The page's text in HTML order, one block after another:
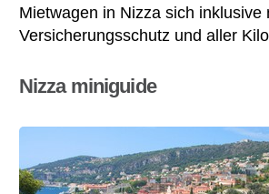
Mietwagen in Nizza sich inklusive
Versicherungsschutz und aller
Nizza miniguide